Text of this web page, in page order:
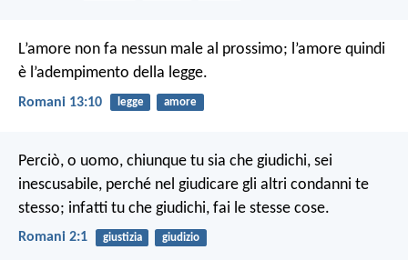
L’amore non fa nessun male al prossimo; l’amore quindi
è l’adempimento della legge.
Romani 13:10 legge amore
Perciò, o uomo, chiunque tu sia che giudichi, sei
inescusabile, perché nel giudicare gli altri condanni te
stesso; infatti tu che giudichi, fai le stesse cose.
Romani 2:1 giustizia giudizio